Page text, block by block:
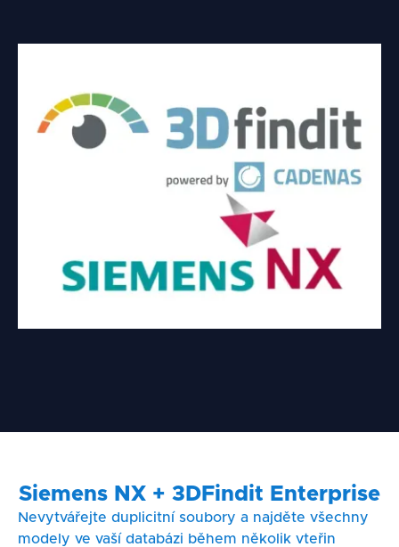
Siemens NX + 3DFindit Enterprise
Nevytvářejte duplicitní soubory a najděte všechny
modely ve vaší databázi během několik vteřin